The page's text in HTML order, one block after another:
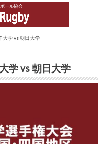
ール協会
大学 vs 朝日大学
学 vs 朝日大学